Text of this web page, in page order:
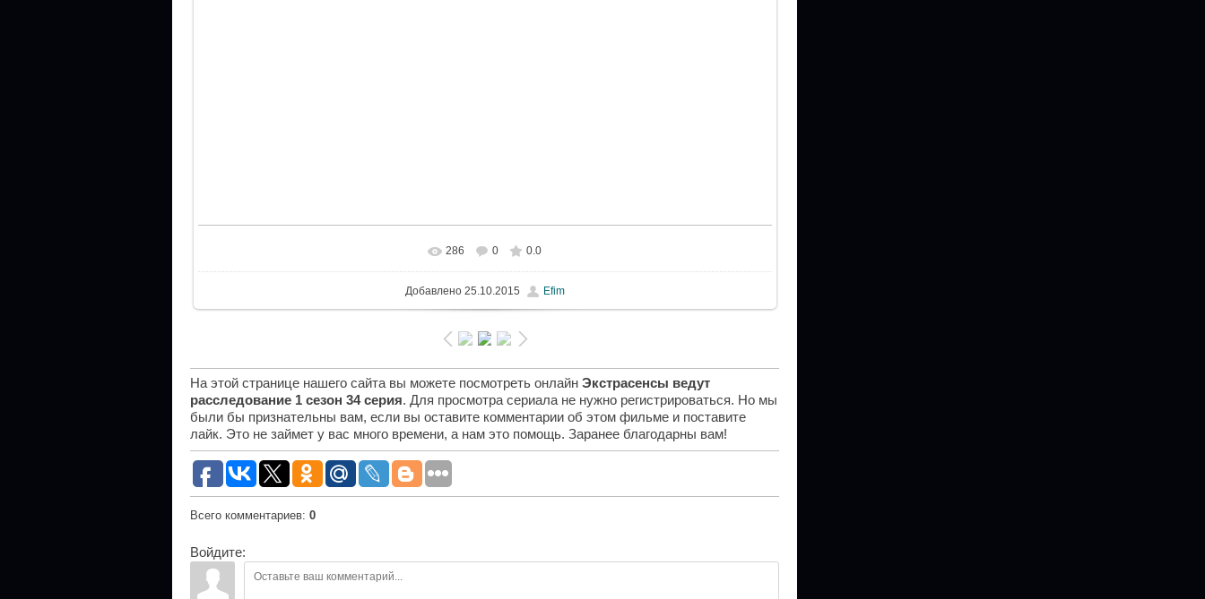
286 0 0.0
Добавлено25.10.2015 Efim
На этой странице нашего сайта вы можете посмотреть онлайн Экстрасенсы ведут
расследование 1 сезон 34 серия. Для просмотра сериала не нужно регистрироваться. Но мы
были бы признательны вам, если вы оставите комментарии об этом фильме и поставите
лайк. Это не займет у вас много времени, а нам это помощь. Заранее благодарны вам!
Всего комментариев: 0
Войдите: